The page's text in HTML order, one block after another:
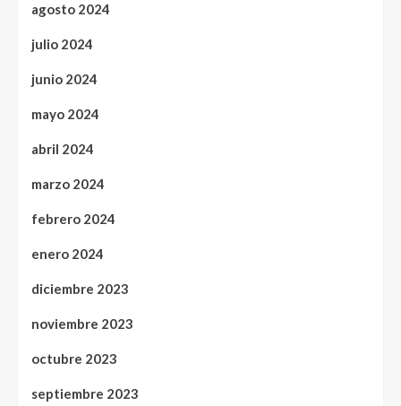
agosto 2024
julio 2024
junio 2024
mayo 2024
abril 2024
marzo 2024
febrero 2024
enero 2024
diciembre 2023
noviembre 2023
octubre 2023
septiembre 2023